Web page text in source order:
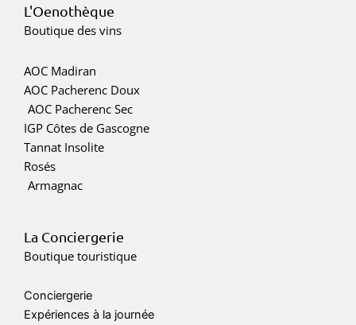
L'Oenothèque
Boutique des vins
AOC Madiran
AOC Pacherenc Doux
AOC Pacherenc Sec
IGP Côtes de Gascogne
Tannat Insolite
Rosés
Armagnac
La Conciergerie
Boutique touristique
Conciergerie
Expériences à la journée